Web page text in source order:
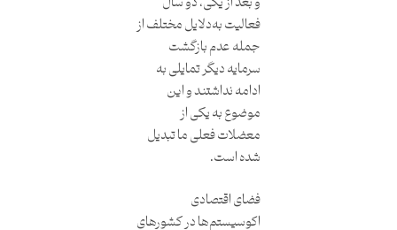
فعالیت به‌دلایل مختلف از
جمله عدم بازگشت
سرمایه دیگر تمایلی به
ادامه نداشتند و این
موضوع به یکی از
معضلات فعلی ما تبدیل
شده است.
فضای اقتصادی
اکوسیستم‌ها در کشورهای